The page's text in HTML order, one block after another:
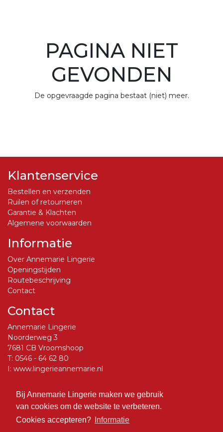
Bij Annemarie Lingerie maken we gebruik
van cookies om de website te verbeteren.
Cookies accepteren?
Informatie
PAGINA NIET
GEVONDEN
De opgevraagde pagina bestaat (niet) meer.
Klantenservice
Bestellen en verzenden
Ruilen of retourneren
Garantie & Klachten
Algemene voorwaarden
Informatie
Over Annemarie Lingerie
Openingstijden
Routebeschrijving
Contact
Contact
Annemarie Lingerie
Noorderweg 3
7681 CB Vroomshoop
T: 0546 - 64 62 80
I: www.lingerieannemarie.nl
Social Media
Volg ons op Facebook